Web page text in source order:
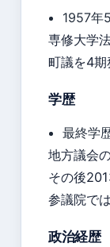
1957年
専修大学
町議を4期
学歴
最終学
地方議会
その後
参議院で
政治経歴